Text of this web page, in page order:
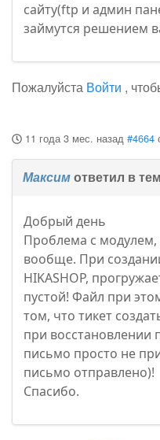
сайту(ftp и админ
займутся решением
Пожалуйста Войти ,
11 года 3 мес. назад #4664
Максимответил в
Добрый день
Проблема с модулем,
вообще. При
HIKASHOP,
пустой! Файл при
том, что тикет
при восстановлении
письмо просто не
письмо отправлено)!
Спасибо.